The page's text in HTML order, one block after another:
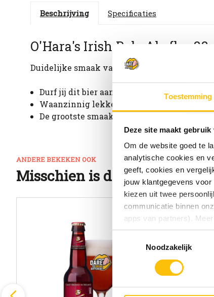
Toestemming
Deze site maakt gebruik
Om de website goed te
analytische cookies en
geeft, cookies en
jouw klantgegevens
kiezen uit twee
communicatie binnen
apps van partners).
Vind je deze twee
voor functionele en
Noodzakelijk
Beschrijving Specificaties
O'Hara's Irish Pale Ale fles
Duidelijke smaak van graan, dat aan
Durf jij dit bier aan? Licht bitter en fruitig
Waanzinnig lekker bij: Burgers, steak en
De grootste smaakexplosie op: 6-8 graden
ANDERE BEKEKEN OOK
Misschien is dit ook wat